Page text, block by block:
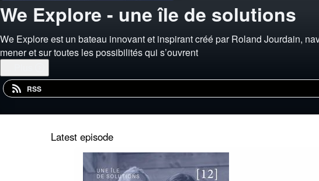
We Explore - une île de solutions
We Explore est un bateau innovant et inspirant créé par Roland Jourdain,
mener et sur toutes les possibilités qui s’ouvrent
RSS
Latest episode